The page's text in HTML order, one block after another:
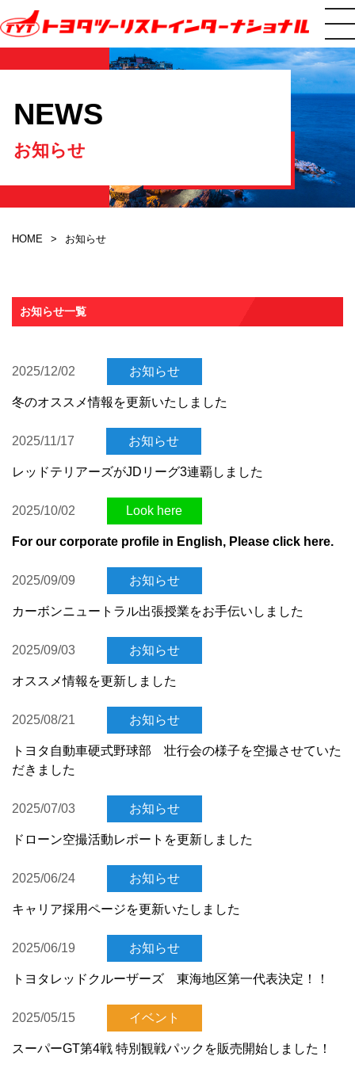
NEWS
お知らせ
HOME お知らせ
お知らせ一覧
2025/12/02 お知らせ
冬のオススメ情報を更新いたしました
2025/11/17 お知らせ
レッドテリアーズがJDリーグ3連覇しました
2025/10/02 Look here
For our corporate profile in English, Please click here.
2025/09/09 お知らせ
カーボンニュートラル出張授業をお手伝いしました
2025/09/03 お知らせ
オススメ情報を更新しました
2025/08/21 お知らせ
トヨタ自動車硬式野球部 壮行会の様子を空撮させていた
だきました
2025/07/03 お知らせ
ドローン空撮活動レポートを更新しました
2025/06/24 お知らせ
キャリア採用ページを更新いたしました
2025/06/19 お知らせ
トヨタレッドクルーザーズ 東海地区第一代表決定！！
2025/05/15 イベント
スーパーGT第4戦 特別観戦パックを販売開始しました！